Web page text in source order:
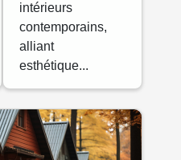
intérieurs
contemporains,
alliant
esthétique...